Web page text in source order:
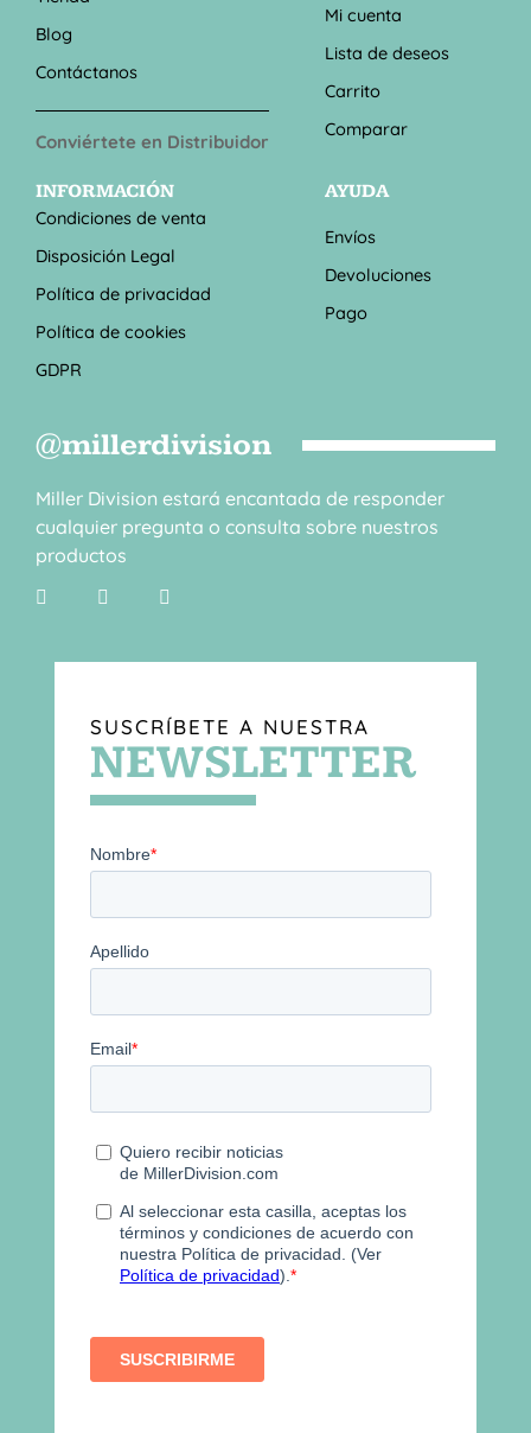
Blog
Contáctanos
Conviértete en Distribuidor
Mi cuenta
Lista de deseos
Carrito
Comparar
INFORMACIÓN
Condiciones de venta
Disposición Legal
Política de privacidad
Política de cookies
GDPR
AYUDA
Envíos
Devoluciones
Pago
@millerdivision
Miller Division estará encantada de responder
cualquier pregunta o consulta sobre nuestros
productos
SUSCRÍBETE A NUESTRA
NEWSLETTER